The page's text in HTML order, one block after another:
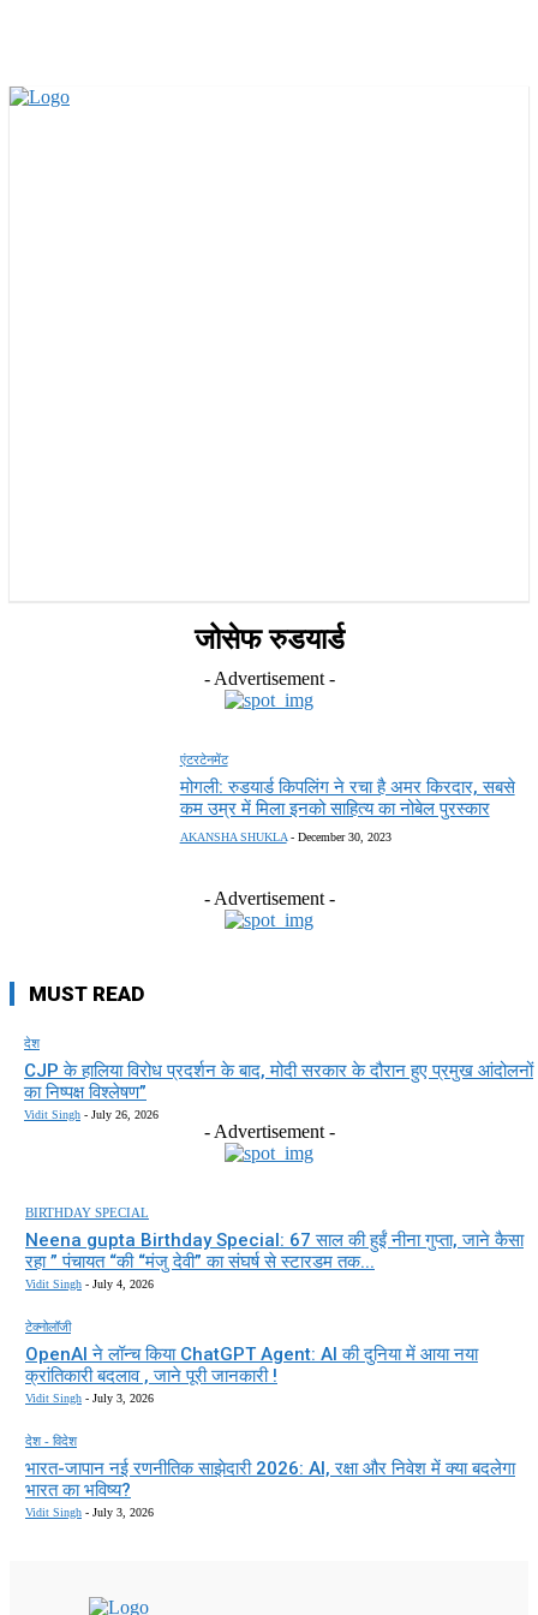
जोसेफ रुडयार्ड
- Advertisement -
एंटरटेनमेंट
मोगली: रुडयार्ड किपलिंग ने रचा है अमर किरदार, सबसे
कम उम्र में मिला इनको साहित्‍य का नोबेल पुरस्कार
AKANSHA SHUKLA - December 30, 2023
- Advertisement -
MUST READ
देश
CJP के हालिया विरोध प्रदर्शन के बाद, मोदी सरकार के दौरान हुए प्रमुख आंदोलनों
का निष्पक्ष विश्लेषण”
Vidit Singh - July 26, 2026
- Advertisement -
BIRTHDAY SPECIAL
Neena gupta Birthday Special: 67 साल की हुईं नीना गुप्ता, जाने कैसा
रहा ” पंचायत “की “मंजु देवी” का संघर्ष से स्टारडम तक...
Vidit Singh - July 4, 2026
टेक्नोलॉजी
OpenAI ने लॉन्च किया ChatGPT Agent: AI की दुनिया में आया नया
क्रांतिकारी बदलाव , जाने पूरी जानकारी !
Vidit Singh - July 3, 2026
देश - विदेश
भारत-जापान नई रणनीतिक साझेदारी 2026: AI, रक्षा और निवेश में क्या बदलेगा
भारत का भविष्य?
Vidit Singh - July 3, 2026